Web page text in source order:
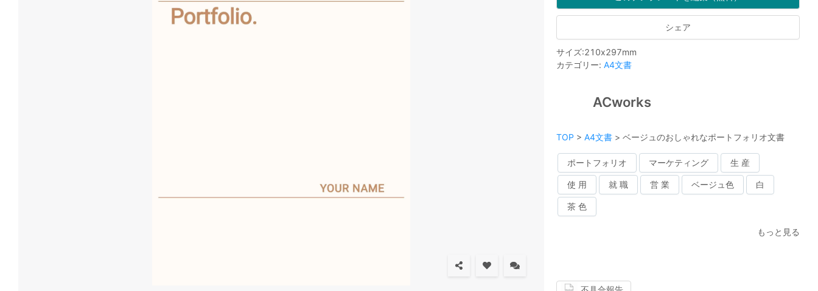
シェア
サイズ:210x297mm
カテゴリー: A4文書
ACworks
TOP > A4文書 > ベージュのおしゃれなポートフォリオ文書
ポートフォリオ マーケティング 生 産
使 用 就 職 営 業 ベージュ色 白
茶 色
もっと見る